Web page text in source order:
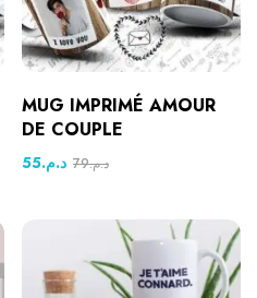
MUG IMPRIMÉ AMOUR
DE COUPLE
د.م.55 د.م.79